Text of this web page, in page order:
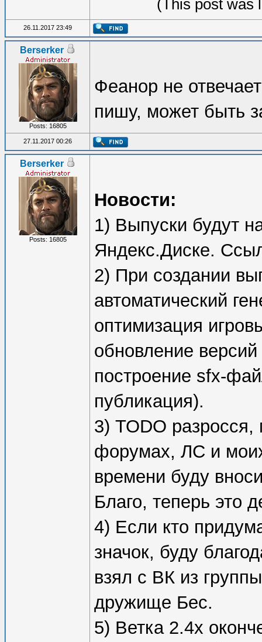
(This post was
26.11.2017 23:49
Berserker
Posts: 16805
Феанор не
пишу, может быть
27.11.2017 00:26
Berserker
Posts: 16805
Новости:
1) Выпуски будут
Яндекс.Диске.
2) При создании
автоматический
оптимизация
обновление
построение sfx-
публикация).
3) TODO
форумах, ЛС и
времени буду
Благо, теперь это
4) Если кто
значок, буду
взял с ВК из
дружище Бес.
5) Ветка 2.4х